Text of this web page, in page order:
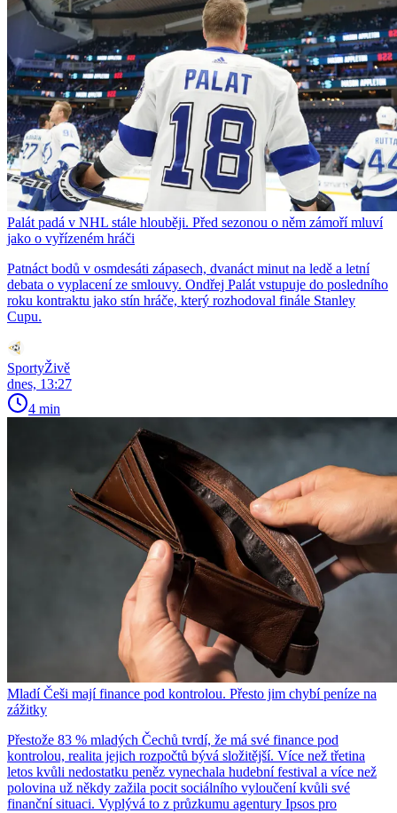
Palát padá v NHL stále hlouběji. Před sezonou o něm zámoří mluví
jako o vyřízeném hráči
Patnáct bodů v osmdesáti zápasech, dvanáct minut na ledě a letní
debata o vyplacení ze smlouvy. Ondřej Palát vstupuje do posledního
roku kontraktu jako stín hráče, který rozhodoval finále Stanley
Cupu.
SportyŽivě
dnes, 13:27
4 min
Mladí Češi mají finance pod kontrolou. Přesto jim chybí peníze na
zážitky
Přestože 83 % mladých Čechů tvrdí, že má své finance pod
kontrolou, realita jejich rozpočtů bývá složitější. Více než třetina
letos kvůli nedostatku peněz vynechala hudební festival a více než
polovina už někdy zažila pocit sociálního vyloučení kvůli své
finanční situaci. Vyplývá to z průzkumu agentury Ipsos pro